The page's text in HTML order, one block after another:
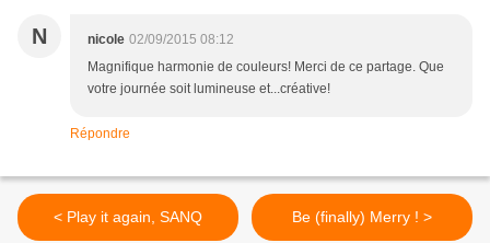
N nicole 02/09/2015 08:12
Magnifique harmonie de couleurs! Merci de ce partage. Que
votre journée soit lumineuse et...créative!
Répondre
< Play it again, SANQ Be (finally) Merry ! >